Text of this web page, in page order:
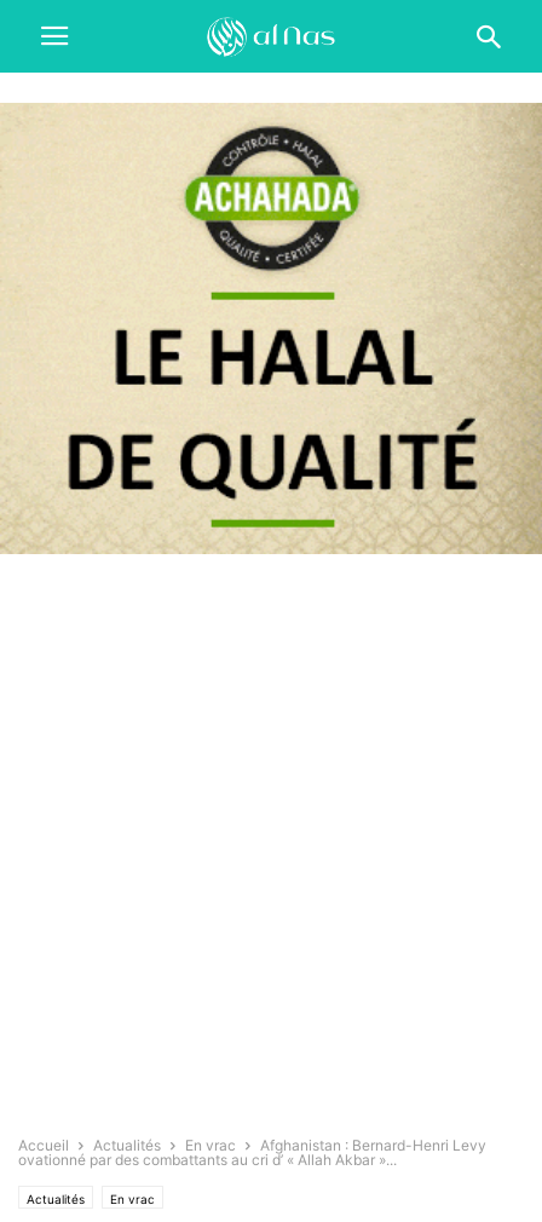
Accueil Actualités En vrac
Afghanistan : Bernard-Henri Levy
ovationné par des combattants au cri d’ « Allah Akbar »...
Actualités En vrac